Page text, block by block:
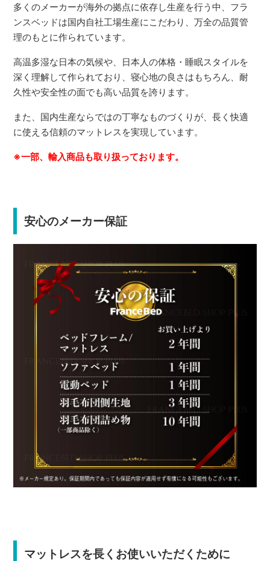
多くのメーカーが海外の拠点に依存し生産を行う中、フラ
ンスベッドは国内自社工場生産にこだわり、万全の品質管
理のもとに作られています。
高温多湿な日本の気候や、日本人の体格・睡眠スタイルを
深く理解して作られており、寝心地の良さはもちろん、耐
久性や安全性の面でも高い品質を誇ります。
また、国内生産ならではの丁寧なものづくりが、長く快適
に使える信頼のマットレスを実現しています。
※一部、輸入商品も取り扱っております。
安心のメーカー保証
マットレスを長くお使いいただくために